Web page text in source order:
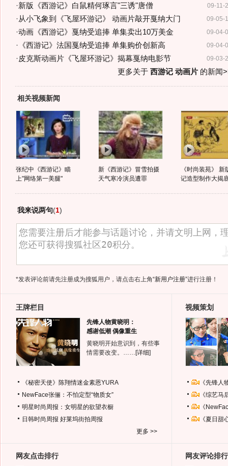
09-11-
·新版《西游记》白鼠精何琢言"三诱"唐僧
09-05-
·从小飞象到《飞屋环游记》 动画片敲开戛纳大门
09-04-
·动画《西游记》戛纳受追捧 单集卖出10万美金
09-04-
· 《西游记》法国戛纳受追捧 单集购价创新高
09-03-
·皮克斯动画片《飞屋环游记》揭幕戛纳电影节
更多关于 西游记 动画片的新闻
相关视频新闻
张纪中《西游记》瞄
上"网络第一美腿"
新《西游记》冒雪拍摄
天气寒冷演员遭罪
《时尚装苑》 新
记造型制作大揭
我来说两句(1)
*发表评论前请先注册成为搜狐用户，请点击右上角“新用户注册”进行注册！
王牌栏目
先锋人物黄晓明：
感谢低潮 偶像重生
黄晓明开始意识到，有些事
情需要改变。…… [详细]
《秘密天使》陈翔情迷金素恩YURA
NewFace张俪：不怕定型“物质女”
明星时尚周报：女明星的欲望衣橱
日韩时尚周报 好莱坞街拍周报
更多 >>
视频策划
《先锋
《综艺
《
《夏日
网友点击排行 网友评论排行